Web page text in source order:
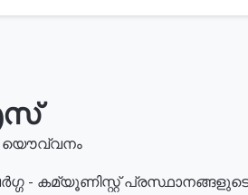
യൌവ്വനം
- കമ്യൂണിസ്റ്റ് പ്രസ്ഥാനങ്ങളുടെ